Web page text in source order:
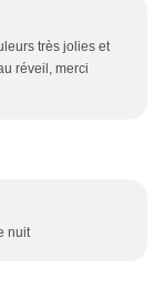
très jolies et
réveil, merci
nuit